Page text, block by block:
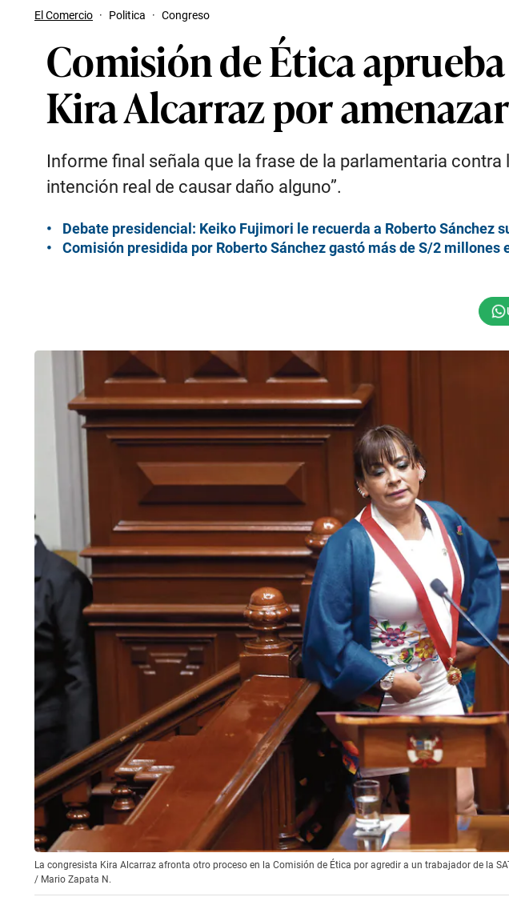
El Comercio · Politica · Congreso
Comisión de Ética
Kira Alcarraz por
Informe final señala que la frase de la parlamentaria
intención real de causar daño alguno”.
Debate presidencial: Keiko Fujimori le recuerda a Roberto Sánchez
Comisión presidida por Roberto Sánchez gastó más de S/2 millones
La congresista Kira Alcarraz afronta otro proceso en la Comisión de Ética por agredir a un trabajador de la
/ Mario Zapata N.